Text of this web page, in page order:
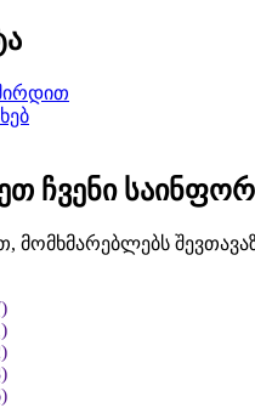
ჩვენი
მომხმარებლებს